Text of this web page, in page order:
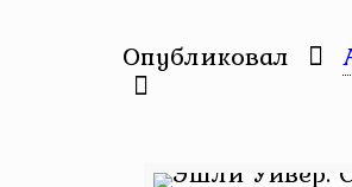
Опубликовал